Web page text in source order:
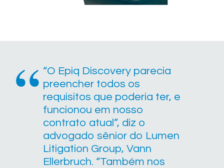
“O Epiq Discovery parecia
preencher todos os
requisitos que poderia ter, e
funcionou em nosso
contrato atual”, diz o
advogado sênior do Lumen
Litigation Group, Vann
Ellerbruch. “Também nos